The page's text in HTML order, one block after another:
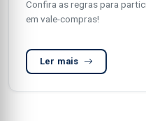
Confira as regras para
em vale-compras!
Ler mais